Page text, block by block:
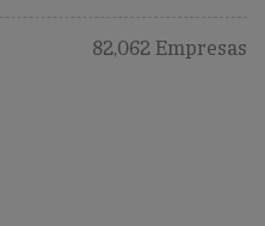
82,062 Empresas